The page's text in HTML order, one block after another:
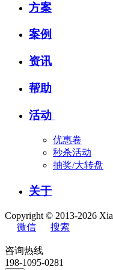
方案
案例
资讯
帮助
活动
优惠卷
秒杀活动
抽奖/大转盘
关于
Copyright © 2013-2026
微信
搜索
咨询热线
198-1095-0281